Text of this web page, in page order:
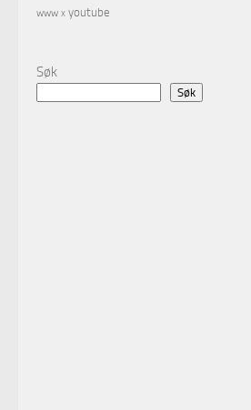
www x youtube
Søk
Søk